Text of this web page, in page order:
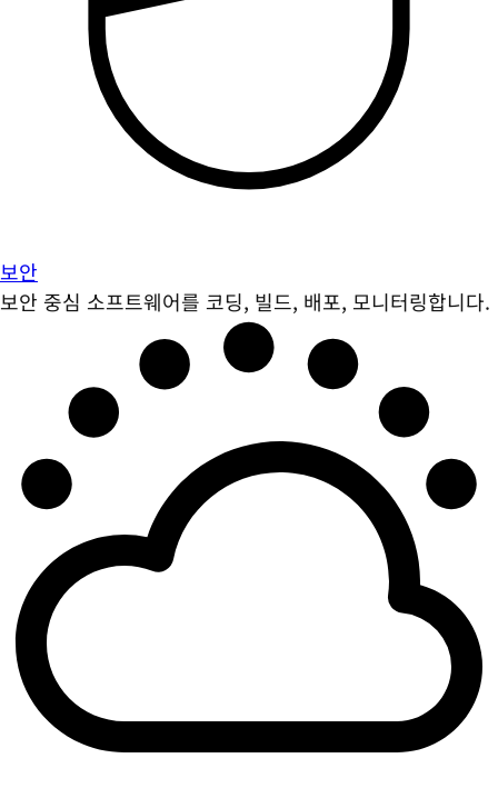
보안
보안 중심 소프트웨어를 코딩, 빌드, 배포, 모니터링합니다.